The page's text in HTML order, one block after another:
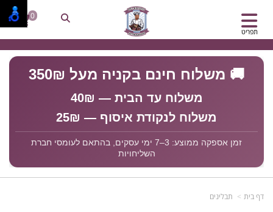
🚚 משלוח חינם בקניה מעל 350₪
משלוח עד הבית — 40₪
משלוח לנקודת איסוף — 25₪
זמן אספקה ממוצע: 3–7 ימי עסקים, בהתאם לעומסי חברת
השליחויות
תפריט
0
דף בית תבלינים